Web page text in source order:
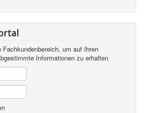
Fachkundenbereich, um auf Ihren
Informationen zu erhalten